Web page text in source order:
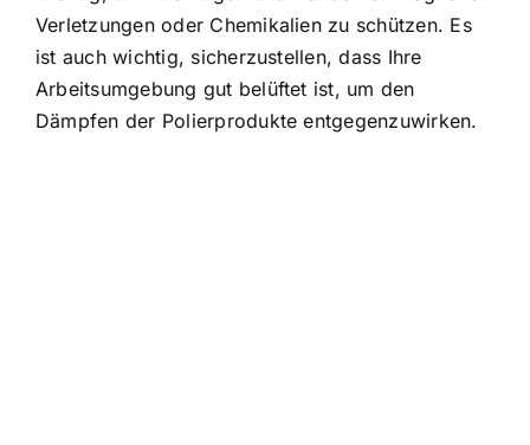
Verletzungen oder Chemikalien zu schützen. Es
ist auch wichtig, sicherzustellen, dass Ihre
Arbeitsumgebung gut belüftet ist, um den
Dämpfen der Polierprodukte entgegenzuwirken.